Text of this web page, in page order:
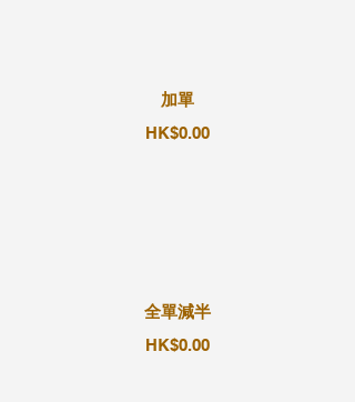
加單
HK$0.00
全單減半
HK$0.00